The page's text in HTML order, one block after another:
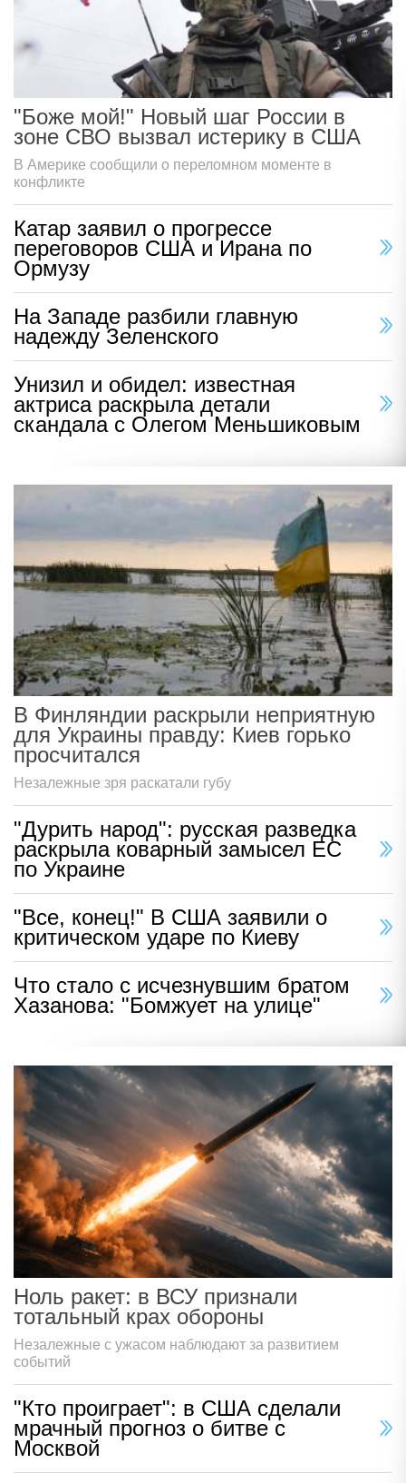
"Боже мой!" Новый шаг России в
зоне СВО вызвал истерику в США
В Америке сообщили о переломном моменте в
конфликте
Катар заявил о прогрессе
переговоров США и Ирана по
Ормузу
На Западе разбили главную
надежду Зеленского
Унизил и обидел: известная
актриса раскрыла детали
скандала с Олегом Меньшиковым
В Финляндии раскрыли неприятную
для Украины правду: Киев горько
просчитался
Незалежные зря раскатали губу
"Дурить народ": русская разведка
раскрыла коварный замысел ЕС
по Украине
"Все, конец!" В США заявили о
критическом ударе по Киеву
Что стало с исчезнувшим братом
Хазанова: "Бомжует на улице"
Ноль ракет: в ВСУ признали
тотальный крах обороны
Незалежные с ужасом наблюдают за развитием
событий
"Кто проиграет": в США сделали
мрачный прогноз о битве с
Москвой